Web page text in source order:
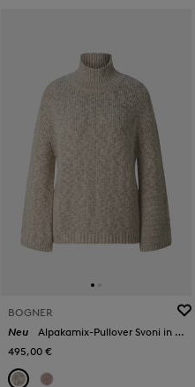
BOGNER
Neu
Alpakamix-Pullover Svoni in Off-White/Grau
495,00 €